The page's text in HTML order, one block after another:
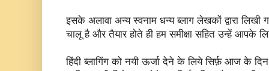
इसके अलावा अन्य स्वनाम धन्य ब्लाग लेखकों द्वारा लिखी
चालू है और तैयार होते ही हम समीक्षा सहित उन्हें आपके
हिंदी ब्लागिंग को नयी ऊर्जा देने के लिये सिर्फ़ आज के